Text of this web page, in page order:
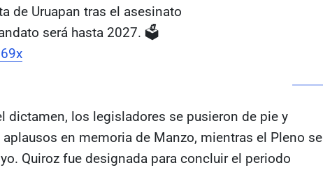
de Uruapan tras el asesinato
será hasta 2027. 🗳
dictamen, los legisladores se pusieron de pie y
en memoria de Manzo, mientras el Pleno se
Quiroz fue designada para concluir el periodo